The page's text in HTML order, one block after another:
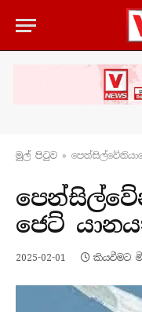
මුල් පිටු​ව »
ජෙට්
2025-02-01 කියවීමට